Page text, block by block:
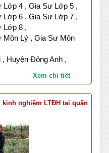
Lớp 4 , Gia Sư Lớp 5 ,
Lớp 6 , Gia Sư Lớp 7 ,
Lớp 8 ,
Môn Lý , Gia Sư Môn
, Huyện Đông Anh ,
Xem chi tiết
nghiệm LTĐH tại quận